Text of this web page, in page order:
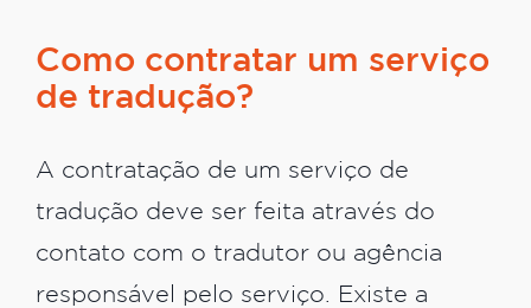
Como contratar um serviço
de tradução?
A contratação de um serviço de
tradução deve ser feita através do
contato com o tradutor ou agência
responsável pelo serviço. Existe a